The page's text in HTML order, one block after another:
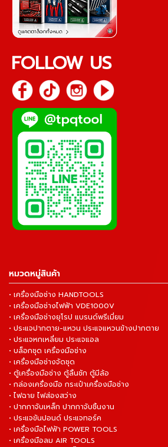
FOLLOW US
หมวดหมู่สินค้า
• เครื่องมือช่าง HANDTOOLS
• เครื่องมือช่างไฟฟ้า VDE1000V
• เครื่องมือช่างยุโรป แบรนด์พรีเมี่ยม
• ประแจปากตาย-แหวน ประแจแหวนข้างปากตาย
• ประแจหกเหลี่ยม ประแจแอล
• บล็อกชุด เครื่องมือช่าง
• เครื่องมือช่างจัดชุด
• ตู้เครื่องมือช่าง ตู้ลิ้นชัก ตู้มีล้อ
• กล่องเครื่องมือ กระเป๋าเครื่องมือช่าง
• ไฟฉาย ไฟส่องสว่าง
• ปากกาจับเหล็ก ปากกาจับชิ้นงาน
• ประแจขันปอนด์ ประแจทอร์ค
• เครื่องมือไฟฟ้า POWER TOOLS
• เครื่องมือลม AIR TOOLS